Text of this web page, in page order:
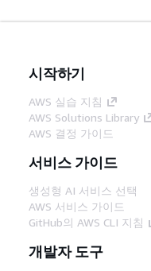
시작하기
AWS 실습 지침
AWS Solutions Library
AWS 결정 가이드
서비스 가이드
생성형 AI 서비스 선택
AWS 서비스 가이드
GitHub의 AWS CLI 지침
개발자 도구